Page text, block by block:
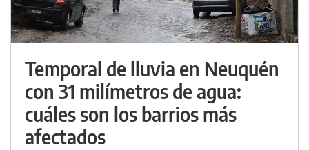
Temporal de lluvia en Neuquén
con 31 milímetros de agua:
cuáles son los barrios más
afectados